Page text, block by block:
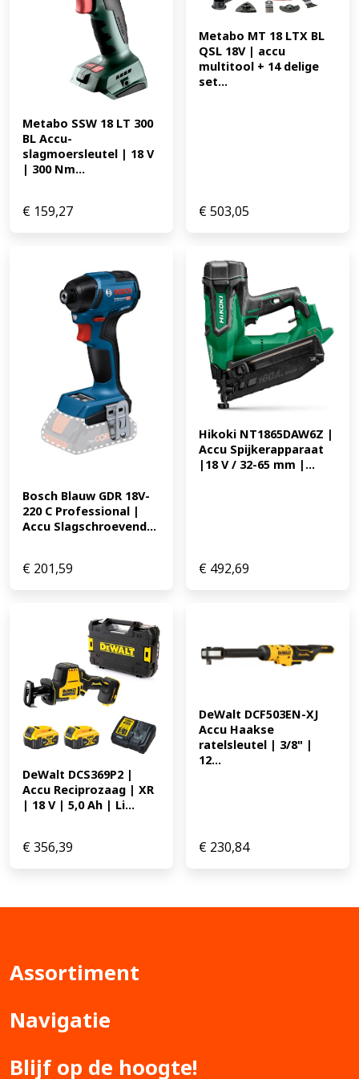
Metabo SSW 18 LT 300
BL Accu-
slagmoersleutel | 18 V
| 300 Nm...
€ 159,27
Metabo MT 18 LTX BL
QSL 18V | accu
multitool + 14 delige
set...
€503,05
Bosch Blauw GDR 18V-
220 C Professional |
Accu Slagschroevend...
€ 201,59
Hikoki NT1865DAW6Z |
Accu Spijkerapparaat
|18 V / 32-65 mm |...
€ 492,69
DeWalt DCS369P2 |
Accu Reciprozaag | XR
| 18 V | 5,0 Ah | Li...
€356,39
DeWalt DCF503EN-XJ
Accu Haakse
ratelsleutel | 3/8" |
12...
€ 230,84
Assortiment
Navigatie
Blijf op de hoogte!